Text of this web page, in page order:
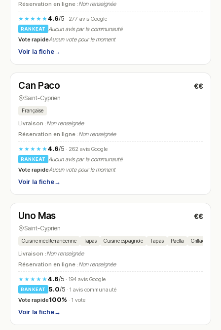
Réservation en ligne :Non renseignée
★★★★★4.6/5· 277 avis Google
RANKEAT
Aucun avis par la communauté
Vote rapideAucun vote pour le moment
Voir la fiche→
N° 20
Can Paco €€
Saint-Cyprien
Française
Livraison :Non renseignée
Réservation en ligne :Non renseignée
★★★★★4.6/5· 262 avis Google
RANKEAT
Aucun avis par la communauté
Vote rapideAucun vote pour le moment
Voir la fiche→
N° 21
Uno Mas €€
Saint-Cyprien
Cuisine méditerranéenne Tapas Cuisine espagnole Tapas Paella Grillade
Livraison :Non renseignée
Réservation en ligne :Non renseignée
★★★★★4.6/5· 194 avis Google
RANKEAT 5.0/5 · 1 avis communauté
Vote rapide100% · 1 vote
Voir la fiche→